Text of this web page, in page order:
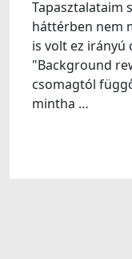
Tapasztalataim
háttérben nem
is volt ez irányú
"Background
csomagtól
mintha …